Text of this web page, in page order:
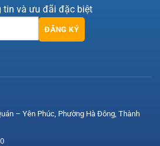
tin và ưu đãi đặc biệt
ĐĂNG KÝ
– Yên Phúc, Phường Hà Đông, Thành